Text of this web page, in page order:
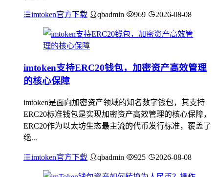
imtoken官方下载 qbadmin 969 2026-08-08
imtoken支持ERC20钱包，加密资产高效管理
的核心保障
imtoken是面向加密资产领域的知名数字钱包，其支持
ERC20标准钱包是实现加密资产高效管理的核心保障，
ERC20作为以太坊生态最主流的代币发行标准，覆盖了
绝...
imtoken官方下载 qbadmin 925 2026-08-08